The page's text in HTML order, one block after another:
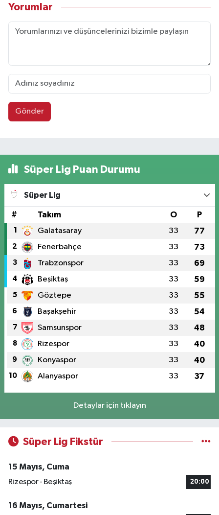
Yorumlar
Gönder
Süper Lig Puan Durumu
Süper Lig
# Takım O P
1 Galatasaray 33 77
2 Fenerbahçe 33 73
3 Trabzonspor 33 69
4 Beşiktaş 33 59
5 Göztepe 33 55
6 Başakşehir 33 54
7 Samsunspor 33 48
8 Rizespor 33 40
9 Konyaspor 33 40
10 Alanyaspor 33 37
Detaylar için tıklayın
Süper Lig Fikstür
15 Mayıs, Cuma
Rizespor - Beşiktaş
20:00
16 Mayıs, Cumartesi